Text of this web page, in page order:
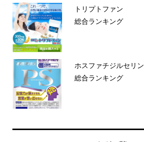
トリプトファン
総合ランキング
ホスファチジルセリン
総合ランキング